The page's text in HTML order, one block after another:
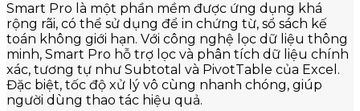
Smart Pro là một phần mềm được ứng dụng khá
rộng rãi, có thể sử dụng để in chứng từ, sổ sách kế
toán không giới hạn. Với công nghệ lọc dữ liệu thông
minh, Smart Pro hỗ trợ lọc và phân tích dữ liệu chính
xác, tương tự như Subtotal và PivotTable của Excel.
Đặc biệt, tốc độ xử lý vô cùng nhanh chóng, giúp
người dùng thao tác hiệu quả.